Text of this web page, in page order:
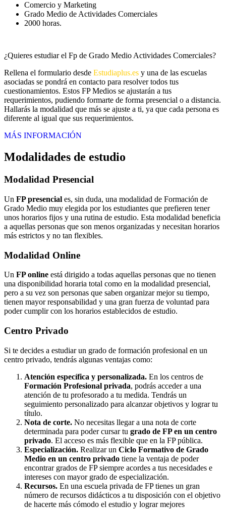
Comercio y Marketing
Grado Medio de Actividades Comerciales
2000 horas.
¿Quieres estudiar el Fp de Grado Medio Actividades Comerciales?
Rellena el formulario desde Estudiaplus.es y una de las escuelas
asociadas se pondrá en contacto para resolver todos tus
cuestionamientos. Estos FP Medios se ajustarán a tus
requerimientos, pudiendo formarte de forma presencial o a distancia.
Hallarás la modalidad que más se ajuste a ti, ya que cada persona es
diferente al igual que sus requerimientos.
MÁS INFORMACIÓN
Modalidades de estudio
Modalidad Presencial
Un FP presencial es, sin duda, una modalidad de Formación de
Grado Medio muy elegida por los estudiantes que prefieren tener
unos horarios fijos y una rutina de estudio. Esta modalidad beneficia
a aquellas personas que son menos organizadas y necesitan horarios
más estrictos y no tan flexibles.
Modalidad Online
Un FP online está dirigido a todas aquellas personas que no tienen
una disponibilidad horaria total como en la modalidad presencial,
pero a su vez son personas que saben organizar mejor su tiempo,
tienen mayor responsabilidad y una gran fuerza de voluntad para
poder cumplir con los horarios establecidos de estudio.
Centro Privado
Si te decides a estudiar un grado de formación profesional en un
centro privado, tendrás algunas ventajas como:
Atención específica y personalizada. En los centros de
Formación Profesional privada, podrás acceder a una
atención de tu profesorado a tu medida. Tendrás un
seguimiento personalizado para alcanzar objetivos y lograr tu
título.
Nota de corte. No necesitas llegar a una nota de corte
determinada para poder cursar tu grado de FP en un centro
privado. El acceso es más flexible que en la FP pública.
Especialización. Realizar un Ciclo Formativo de Grado
Medio en un centro privado tiene la ventaja de poder
encontrar grados de FP siempre acordes a tus necesidades e
intereses con mayor grado de especialización.
Recursos. En una escuela privada de FP tienes un gran
número de recursos didácticos a tu disposición con el objetivo
de hacerte más cómodo el estudio y lograr mejores